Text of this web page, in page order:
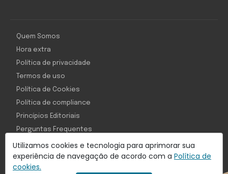
Utilizamos cookies e tecnologia para aprimorar sua
experiência de navegação de acordo com a Política de
cookies.
Com inteligência e tecnologia:
Quem Somos
Hora extra
Política de privacidade
Termos de uso
Política de Cookies
Política de compliance
Princípios Editoriais
Perguntas Frequentes